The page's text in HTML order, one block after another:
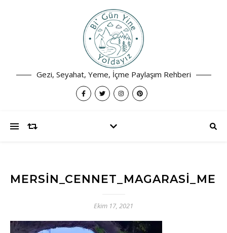
Gezi, Seyahat, Yeme, İçme Paylaşım Rehberi
Ekim 17, 2021